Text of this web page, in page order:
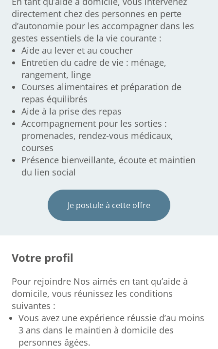
directement chez des personnes en perte
d’autonomie pour les accompagner dans les
gestes essentiels de la vie courante :
Aide au lever et au coucher
Entretien du cadre de vie : ménage,
rangement, linge
Courses alimentaires et préparation de
repas équilibrés
Aide à la prise des repas
Accompagnement pour les sorties :
promenades, rendez-vous médicaux,
courses
Présence bienveillante, écoute et maintien
du lien social
Je postule à cette offre
Votre profil
Pour rejoindre Nos aimés en tant qu’aide à
domicile, vous réunissez les conditions
suivantes :
Vous avez une expérience réussie d’au moins
3 ans dans le maintien à domicile des
personnes âgées.